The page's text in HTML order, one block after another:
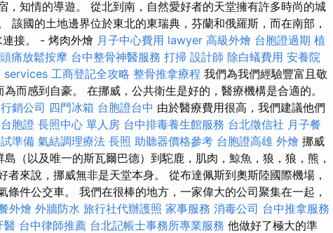
，知情的導遊。 從北到南，自然愛好者的天堂擁有許多時尚的城
該國的土地邊界位於東北的東瑞典，芬蘭和俄羅斯，而在南部，
接。 - 烤肉外燴 月子中心費用 lawyer 高級外燴 台胞證過期 植
頭痛放鬆按摩 台中整骨神醫服務 打掃 設計師 除白蟻費用 安養院
services 工商登記全攻略 整骨推拿療程 我們為我們經驗豐富且敬
而感到自豪。 在挪威，公共衛生是好的，醫療機構是合適的。
銷公司 四門冰箱 台胞證台中 由於醫療費用很高，我們建議他們
台胞證 長照中心 單人房 台中排毒養生館服務 台北徵信社 月子餐
準備 氣結調理療法 長照 助聽器價格參考 台胞證高雄 外燴 挪威
（以及唯一的斯瓦爾巴德）到駝鹿，肌肉，鯨魚，狼，狼，熊，
來說，挪威無非是天堂本身。 從布達佩斯到奧斯陸國際機場，
件公交車。 我們在很棒的地方，一家偉大的公司聚集在一起，
外燴 外牆防水 旅行社代辦護照 家事服務 消毒公司 台中推拿服務
醫 台中律師推薦 台北記帳士事務所專業服務 他做好了極大的準